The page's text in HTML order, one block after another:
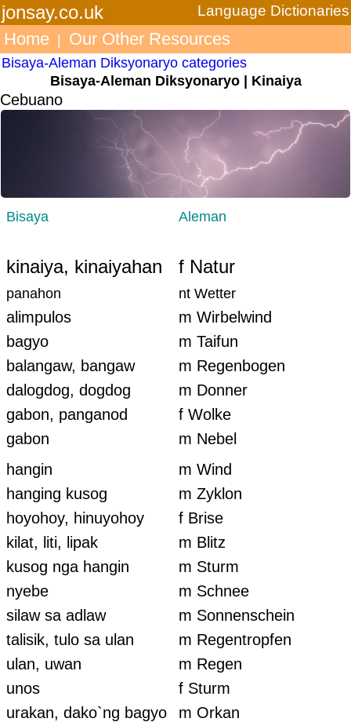
jonsay.co.uk Language Dictionaries
Home Our Other Resources
Bisaya-Aleman Diksyonaryo categories
Bisaya-Aleman Diksyonaryo | Kinaiya
Cebuano
Bisaya Aleman
kinaiya, kinaiyahan f Natur
panahon nt Wetter
alimpulos
m Wirbelwind
bagyo
m Taifun
balangaw, bangaw
m Regenbogen
dalogdog, dogdog
m Donner
gabon, panganod
f Wolke
gabon
m Nebel
hangin
m Wind
hanging kusog
m Zyklon
hoyohoy, hinuyohoy
f Brise
kilat, liti, lipak
m Blitz
kusog nga hangin
m Sturm
nyebe
m Schnee
silaw sa adlaw
m Sonnenschein
talisik, tulo sa ulan
m Regentropfen
ulan, uwan
m Regen
unos
f Sturm
urakan, dako`ng bagyo
m Orkan